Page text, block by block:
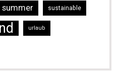
summer sustainable
urlaub